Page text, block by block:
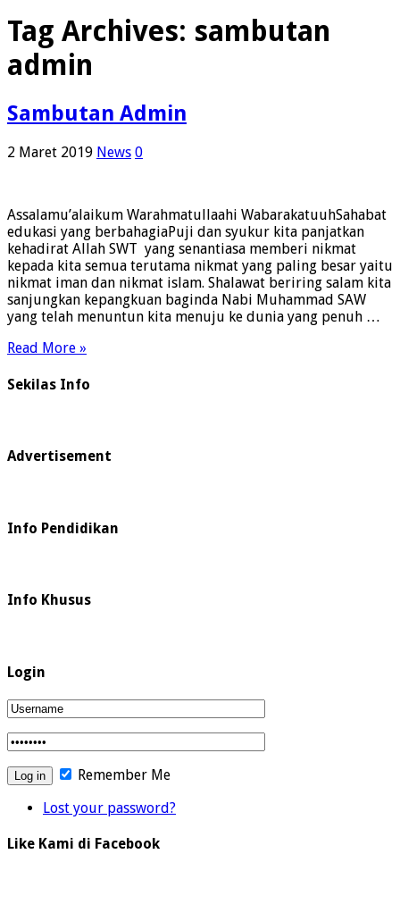
Tag Archives: sambutan
admin
Sambutan Admin
2 Maret 2019 News 0
Assalamu’alaikum Warahmatullaahi WabarakatuuhSahabat
edukasi yang berbahagiaPuji dan syukur kita panjatkan
kehadirat Allah SWT yang senantiasa memberi nikmat
kepada kita semua terutama nikmat yang paling besar yaitu
nikmat iman dan nikmat islam. Shalawat beriring salam kita
sanjungkan kepangkuan baginda Nabi Muhammad SAW
yang telah menuntun kita menuju ke dunia yang penuh …
Read More »
Sekilas Info
Advertisement
Info Pendidikan
Info Khusus
Login
Remember Me
Lost your password?
Like Kami di Facebook